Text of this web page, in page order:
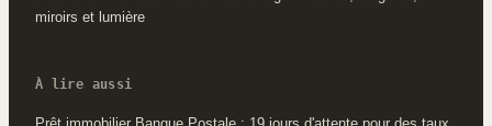
miroirs et lumière
À lire aussi